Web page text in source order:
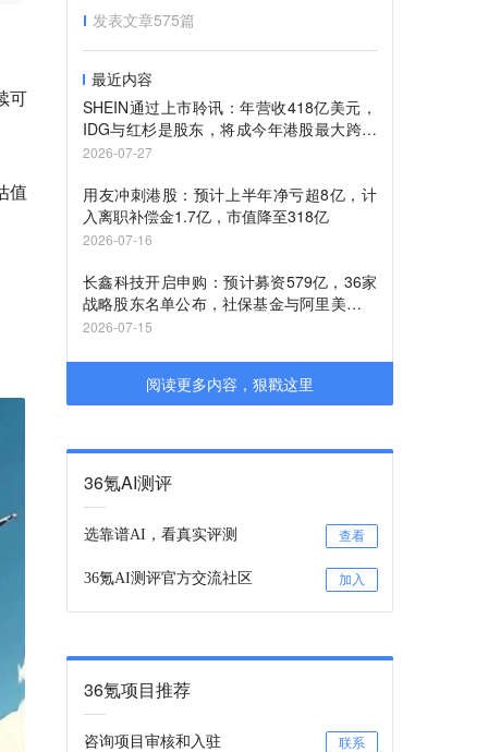
可
值
发表文章575篇
最近内容
SHEIN通过上市聆讯：年营收418亿美元，
IDG与红杉是股东，将成今年港股最大跨境
电商IPO
2026-07-27
用友冲刺港股：预计上半年净亏超8亿，计
入离职补偿金1.7亿，市值降至318亿
2026-07-16
长鑫科技开启申购：预计募资579亿，36家
战略股东名单公布，社保基金与阿里美团澜
起奇瑞等巨头加持
2026-07-15
阅读更多内容，狠戳这里
36氪AI测评
选靠谱AI，看真实评测 查看
36氪AI测评官方交流社区 加入
36氪项目推荐
咨询项目审核和入驻 联系